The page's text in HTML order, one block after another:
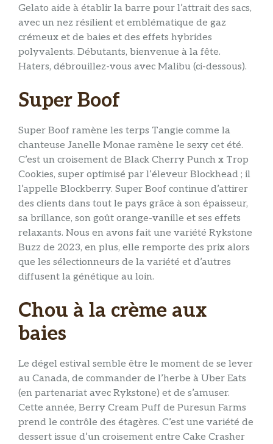
Gelato aide à établir la barre pour l’attrait des sacs,
avec un nez résilient et emblématique de gaz
crémeux et de baies et des effets hybrides
polyvalents. Débutants, bienvenue à la fête.
Haters, débrouillez-vous avec Malibu (ci-dessous).
Super Boof
Super Boof ramène les terps Tangie comme la
chanteuse Janelle Monae ramène le sexy cet été.
C’est un croisement de Black Cherry Punch x Trop
Cookies, super optimisé par l’éleveur Blockhead ; il
l’appelle Blockberry. Super Boof continue d’attirer
des clients dans tout le pays grâce à son épaisseur,
sa brillance, son goût orange-vanille et ses effets
relaxants. Nous en avons fait une variété Rykstone
Buzz de 2023, en plus, elle remporte des prix alors
que les sélectionneurs de la variété et d’autres
diffusent la génétique au loin.
Chou à la crème aux
baies
Le dégel estival semble être le moment de se lever
au Canada, de commander de l’herbe à Uber Eats
(en partenariat avec Rykstone) et de s’amuser.
Cette année, Berry Cream Puff de Puresun Farms
prend le contrôle des étagères. C’est une variété de
dessert issue d’un croisement entre Cake Crasher